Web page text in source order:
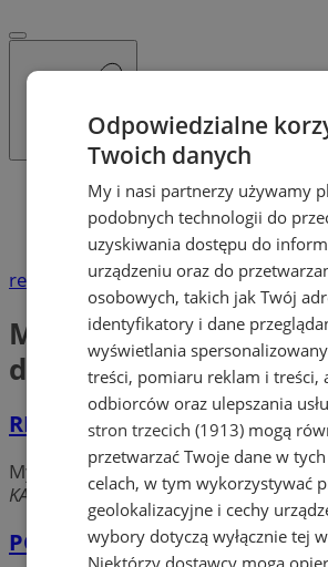
Katalog firm
Motoryzacja
Myjnie samochodowe, auto
reklama
Myjnie
detailing
RĘCZNA MYJNIA
Myjnie samochodowe, auto detailing
KATOWICKA, 41-600 Świętochłowice
PC Detailing
Odpowiedzialne
Twoich danych
My i nasi partnerzy używamy
podobnych technologii do
uzyskiwania dostępu do
urządzeniu oraz do
osobowych, takich jak Twój
identyfikatory i dane
wyświetlania
treści, pomiaru reklam i treści,
odbiorców oraz ulepszania
stron trzecich (1913) mogą
przetwarzać Twoje dane w
celach, w tym wykorzystywać
geolokalizacyjne i cechy
wybory dotyczą wyłącznie tej
Niektórzy dostawcy mogą